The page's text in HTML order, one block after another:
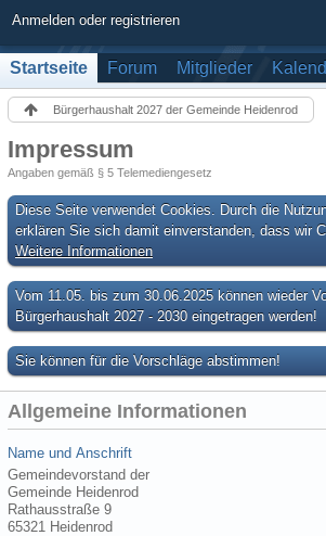
Anmelden oder registrieren
Startseite Forum Mitglieder
Bürgerhaushalt 2027 der Gemeinde Heidenrod
Impressum
Angaben gemäß § 5 Telemediengesetz
Diese Seite verwendet Cookies. Durch die
erklären Sie sich damit einverstanden, dass wir
Weitere Informationen
Vom 11.05. bis zum 30.06.2025 können wieder
Bürgerhaushalt 2027 - 2030 eingetragen werden!
Sie können für die Vorschläge abstimmen!
Allgemeine Informationen
Name und Anschrift
Gemeindevorstand der
Gemeinde Heidenrod
Rathausstraße 9
65321 Heidenrod